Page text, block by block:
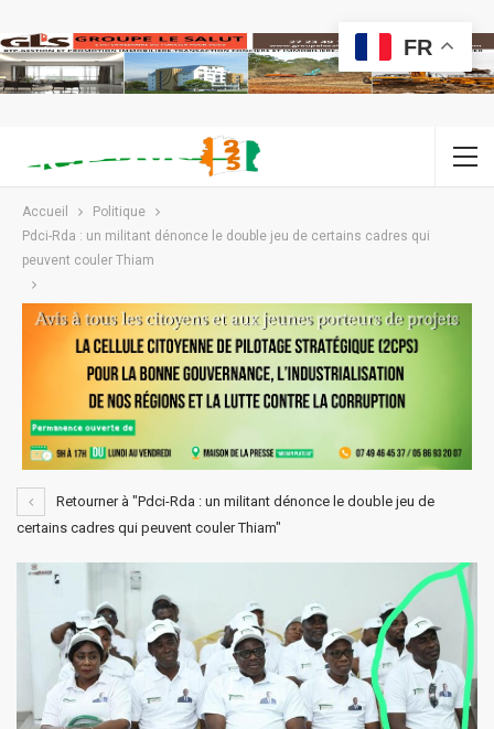
Accueil
Politique
Pdci-Rda : un militant dénonce le double jeu de certains cadres qui
peuvent couler Thiam
Retourner à "Pdci-Rda : un militant dénonce le double jeu de
certains cadres qui peuvent couler Thiam"
FR